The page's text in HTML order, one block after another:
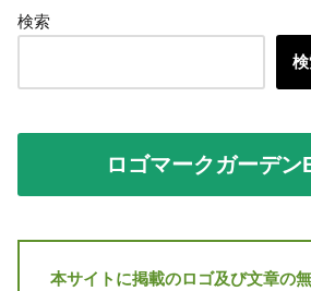
検索
ロゴマークガーデン
本サイトに掲載のロゴ及び文章の